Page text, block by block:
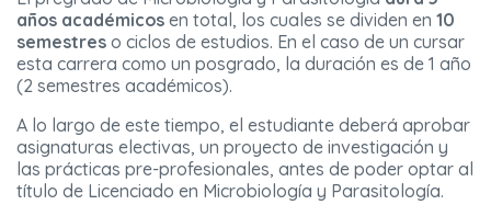
años académicos en total, los cuales se dividen en 10
semestres o ciclos de estudios. En el caso de un cursar
esta carrera como un posgrado, la duración es de 1 año
(2 semestres académicos).
A lo largo de este tiempo, el estudiante deberá aprobar
asignaturas electivas, un proyecto de investigación y
las prácticas pre-profesionales, antes de poder optar al
título de Licenciado en Microbiología y Parasitología.